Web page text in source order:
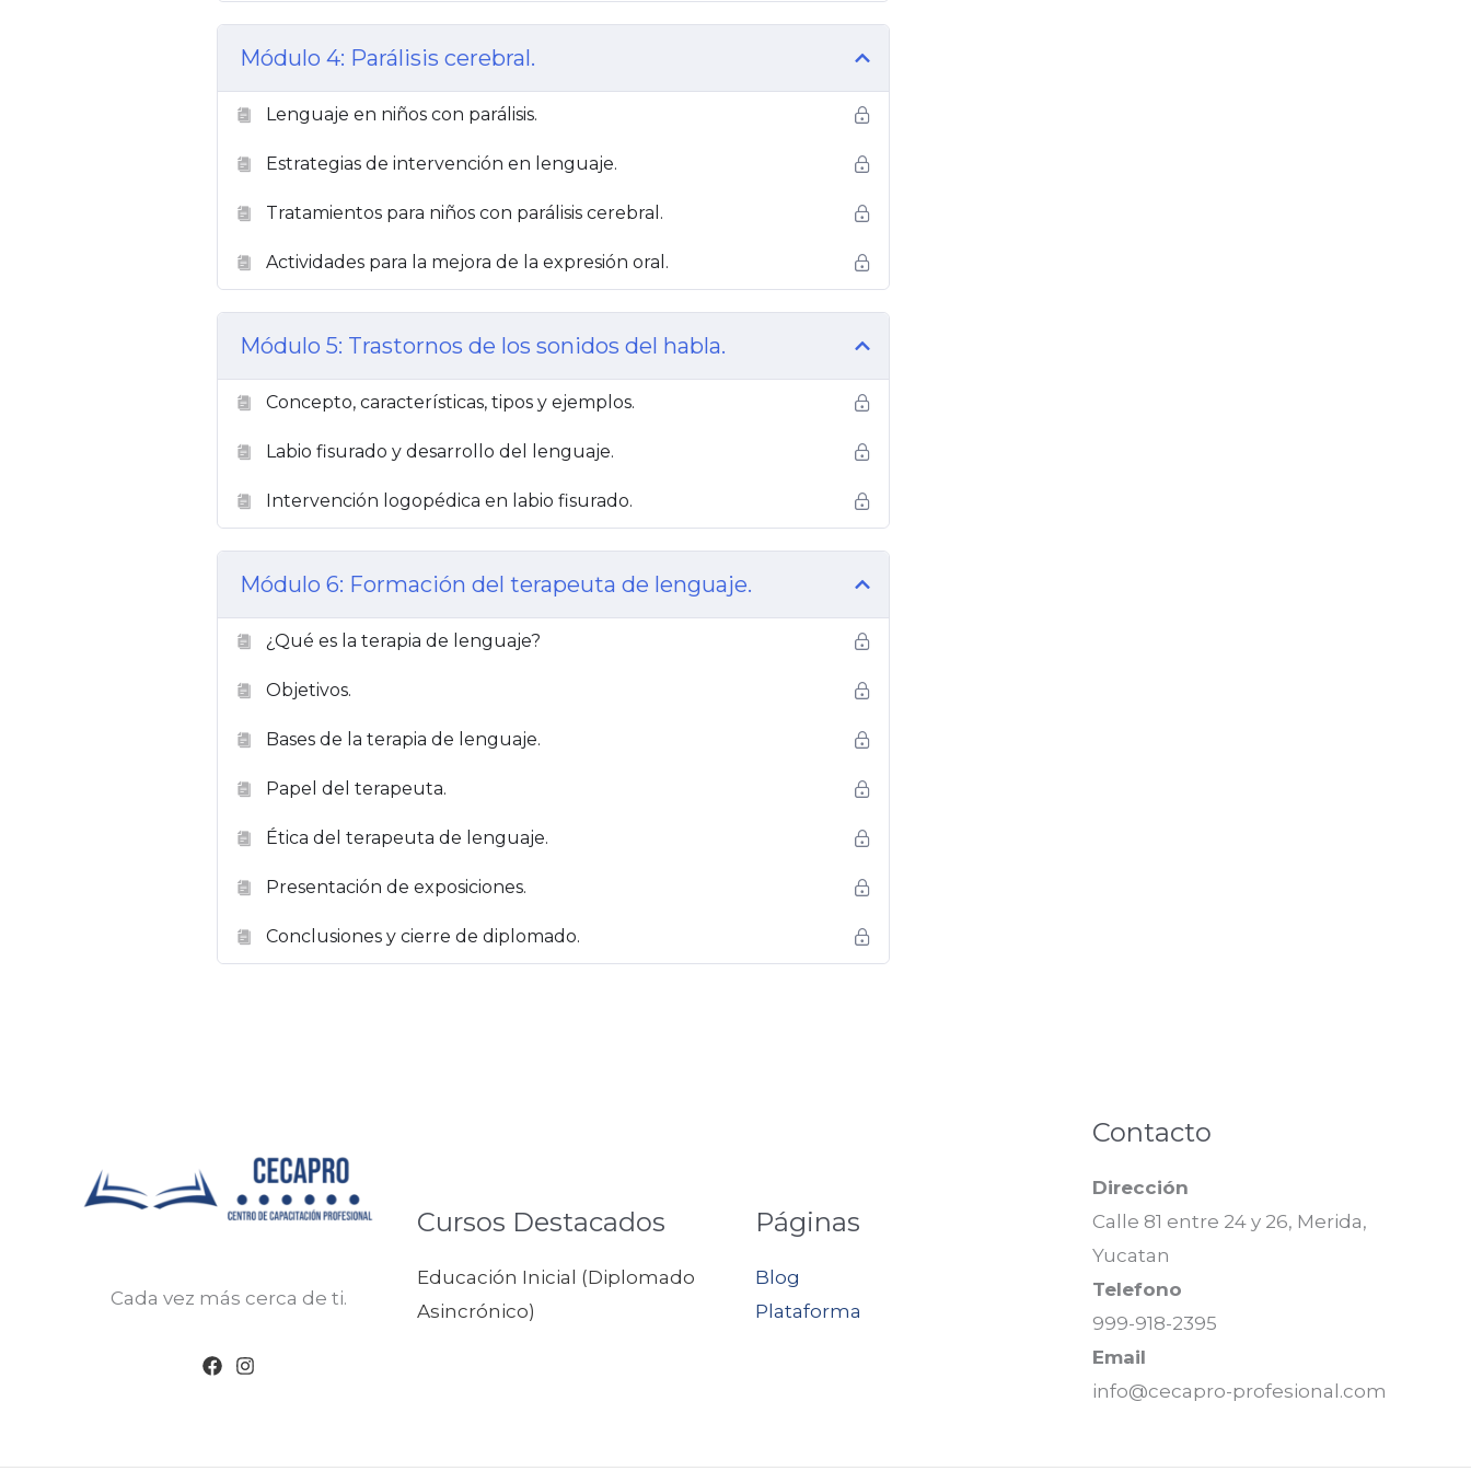
Módulo 4: Parálisis cerebral.
Lenguaje en niños con parálisis.
Estrategias de intervención en lenguaje.
Tratamientos para niños con parálisis cerebral.
Actividades para la mejora de la expresión oral.
Módulo 5: Trastornos de los sonidos del habla.
Concepto, características, tipos y ejemplos.
Labio fisurado y desarrollo del lenguaje.
Intervención logopédica en labio fisurado.
Módulo 6: Formación del terapeuta de lenguaje.
¿Qué es la terapia de lenguaje?
Objetivos.
Bases de la terapia de lenguaje.
Papel del terapeuta.
Ética del terapeuta de lenguaje.
Presentación de exposiciones.
Conclusiones y cierre de diplomado.
Cada vez más cerca de ti.
Cursos Destacados
Educación Inicial (Diplomado
Asincrónico)
Páginas
Blog
Plataforma
Contacto
Dirección
Calle 81 entre 24 y 26, Merida,
Yucatan
Telefono
999-918-2395
Email
info@cecapro-profesional.com